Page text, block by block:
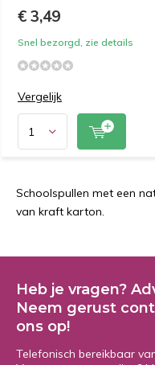
€ 3,49
Snel bezorgd, zie details
Vergelijk
Schoolspullen met een
van kraft karton.
Heb je vragen?
Neem gerust
ons op!
Telefonisch bereikbaar